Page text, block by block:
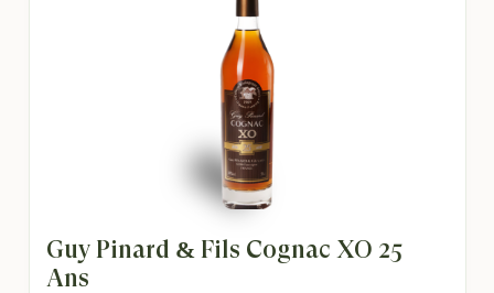
Guy Pinard & Fils Cognac XO 25
Ans